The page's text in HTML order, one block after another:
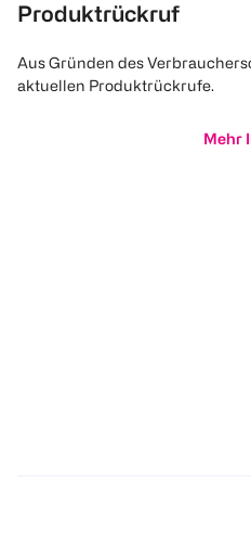
Produktrückruf
Aus Gründen des
aktuellen Produktrückrufe.
Mehr